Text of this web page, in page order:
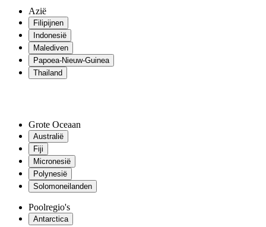
Azië
Filipijnen
Indonesië
Malediven
Papoea-Nieuw-Guinea
Thailand
Grote Oceaan
Australië
Fiji
Micronesië
Polynesië
Solomoneilanden
Poolregio's
Antarctica